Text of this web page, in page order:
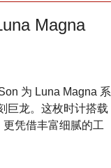
Magna
为 Luna Magna 系
巨龙。这枚时计搭载
凭借丰富细腻的工